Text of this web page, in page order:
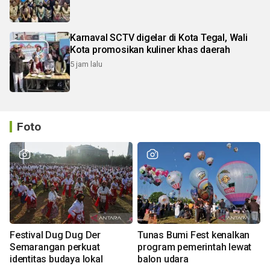
Karnaval SCTV digelar di Kota Tegal, Wali
Kota promosikan kuliner khas daerah
5 jam lalu
Foto
Festival Dug Dug Der
Semarangan perkuat
identitas budaya lokal
Tunas Bumi Fest kenalkan
program pemerintah lewat
balon udara